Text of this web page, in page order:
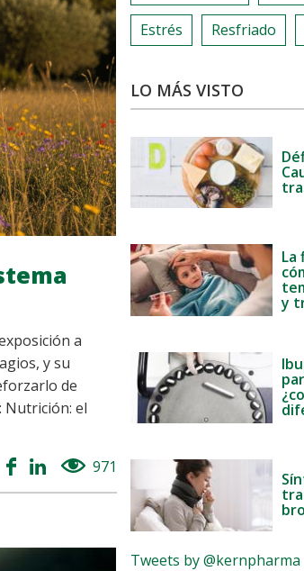
a
y su
de
Nutrición: el
TwitterFacebook
share
Whatsapp
share
Linkedin
share
971
Estrés Resfriado
LO MÁS VISTO
La
y
Tweets by @kernpharma